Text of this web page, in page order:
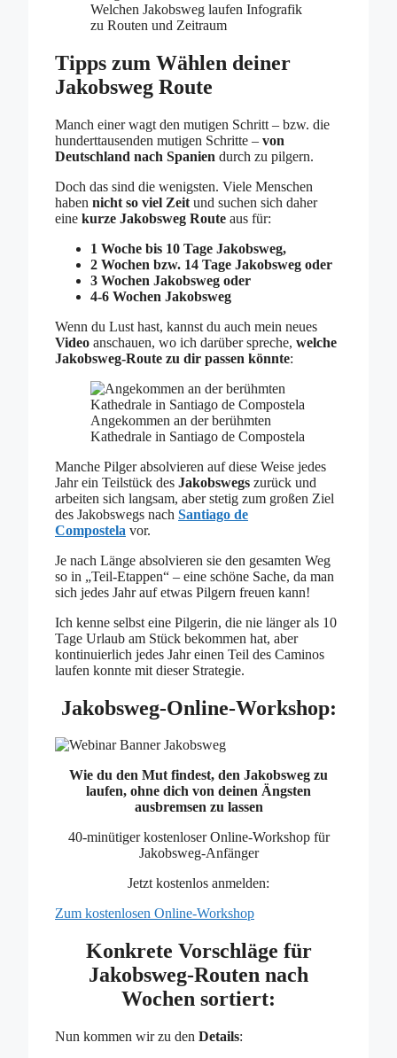
Welchen Jakobsweg laufen Infografik
zu Routen und Zeitraum
Tipps zum Wählen deiner
Jakobsweg Route
Manch einer wagt den mutigen Schritt – bzw. die
hunderttausenden mutigen Schritte – von
Deutschland nach Spanien durch zu pilgern.
Doch das sind die wenigsten. Viele Menschen
haben nicht so viel Zeit und suchen sich daher
eine kurze Jakobsweg Route aus für:
1 Woche bis 10 Tage Jakobsweg,
2 Wochen bzw. 14 Tage Jakobsweg oder
3 Wochen Jakobsweg oder
4-6 Wochen Jakobsweg
Wenn du Lust hast, kannst du auch mein neues
Video anschauen, wo ich darüber spreche, welche
Jakobsweg-Route zu dir passen könnte:
Angekommen an der berühmten
Kathedrale in Santiago de Compostela
Manche Pilger absolvieren auf diese Weise jedes
Jahr ein Teilstück des Jakobswegs zurück und
arbeiten sich langsam, aber stetig zum großen Ziel
des Jakobswegs nach Santiago de
Compostela vor.
Je nach Länge absolvieren sie den gesamten Weg
so in „Teil-Etappen“ – eine schöne Sache, da man
sich jedes Jahr auf etwas Pilgern freuen kann!
Ich kenne selbst eine Pilgerin, die nie länger als 10
Tage Urlaub am Stück bekommen hat, aber
kontinuierlich jedes Jahr einen Teil des Caminos
laufen konnte mit dieser Strategie.
Jakobsweg-Online-Workshop:
Wie du den Mut findest, den Jakobsweg zu
laufen, ohne dich von deinen Ängsten
ausbremsen zu lassen
40-minütiger kostenloser Online-Workshop für
Jakobsweg-Anfänger
Jetzt kostenlos anmelden:
Zum kostenlosen Online-Workshop
Konkrete Vorschläge für
Jakobsweg-Routen nach
Wochen sortiert:
Nun kommen wir zu den Details: